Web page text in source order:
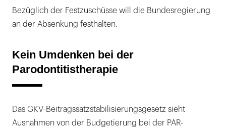
Bezüglich der Festzuschüsse will die Bundesregierung
an der Absenkung festhalten.
Kein Umdenken bei der
Parodontitistherapie
Das GKV-Beitragssatzstabilisierungsgesetz sieht
Ausnahmen von der Budgetierung bei der PAR-